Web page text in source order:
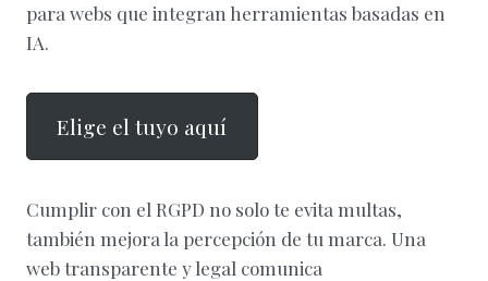
para webs que integran herramientas basadas en
IA.
Elige el tuyo aquí
Cumplir con el RGPD no solo te evita multas,
también mejora la percepción de tu marca. Una
web transparente y legal comunica